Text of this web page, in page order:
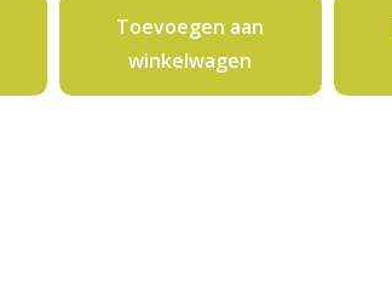
500
gram
Toevoegen aan
winkelwagen